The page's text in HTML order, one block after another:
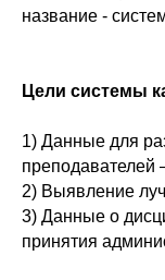
название -
Цели системы
1) Данные для
преподавателей
2) Выявление
3) Данные о
принятия